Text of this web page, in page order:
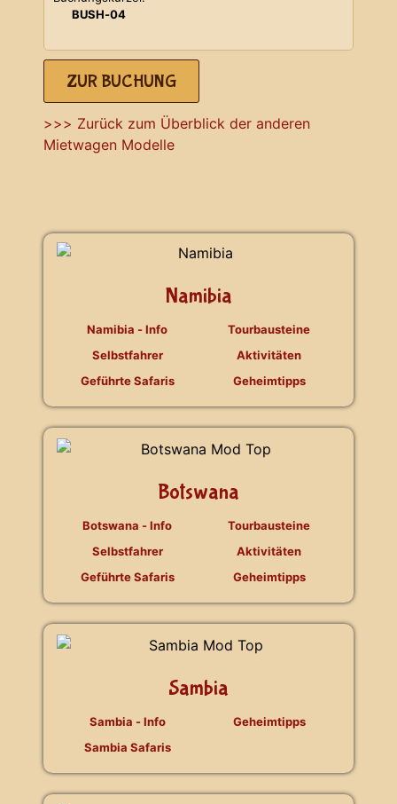
BUSH-04
ZUR BUCHUNG
>>> Zurück zum Überblick der anderen
Mietwagen Modelle
Namibia
Namibia - Info
Selbstfahrer
Geführte Safaris
Tourbausteine
Aktivitäten
Geheimtipps
Botswana
Botswana - Info
Selbstfahrer
Geführte Safaris
Tourbausteine
Aktivitäten
Geheimtipps
Sambia
Sambia - Info
Sambia Safaris
Geheimtipps